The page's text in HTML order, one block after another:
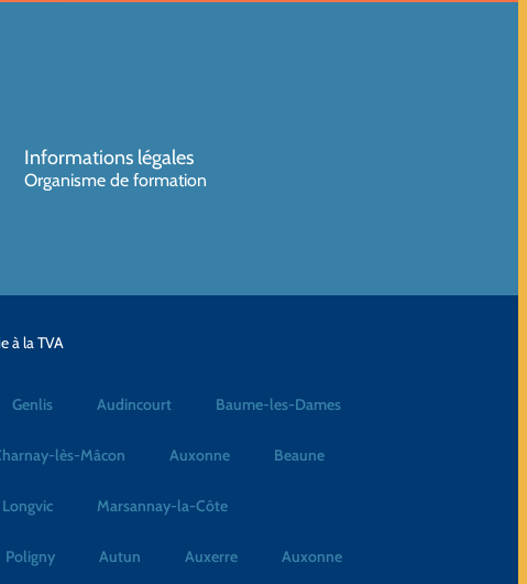
Informations légales
Organisme de formation
à la TVA
Genlis Audincourt Baume-les-Dames
lès-Mâcon Auxonne Beaune
Longvic Marsannay-la-Côte
Poligny Autun Auxerre Auxonne